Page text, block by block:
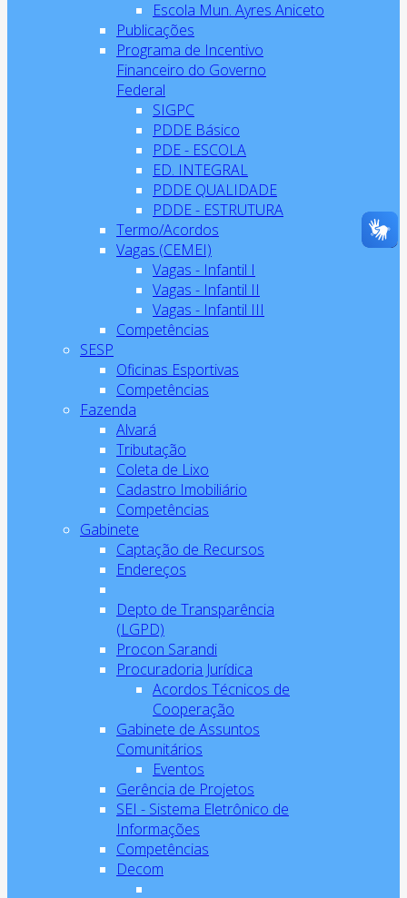
Escola Mun. Ayres Aniceto
Publicações
Programa de Incentivo
Financeiro do Governo
Federal
SIGPC
PDDE Básico
PDE - ESCOLA
ED. INTEGRAL
PDDE QUALIDADE
PDDE - ESTRUTURA
Termo/Acordos
Vagas (CEMEI)
Vagas - Infantil I
Vagas - Infantil II
Vagas - Infantil III
Competências
SESP
Oficinas Esportivas
Competências
Fazenda
Alvará
Tributação
Coleta de Lixo
Cadastro Imobiliário
Competências
Gabinete
Captação de Recursos
Endereços
Depto de Transparência
(LGPD)
Procon Sarandi
Procuradoria Jurídica
Acordos Técnicos de
Cooperação
Gabinete de Assuntos
Comunitários
Eventos
Gerência de Projetos
SEI - Sistema Eletrônico de
Informações
Competências
Decom